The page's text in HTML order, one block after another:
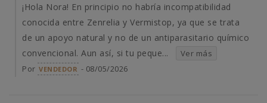
¡Hola Nora! En principio no habría incompatibilidad
conocida entre Zenrelia y Vermistop, ya que se trata
de un apoyo natural y no de un antiparasitario químico
convencional. Aun así, si tu peque...
Ver más
Por VENDEDOR - 08/05/2026